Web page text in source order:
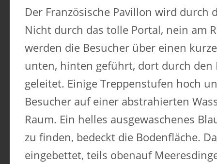
Der Französische Pavillon wird durch
Nicht durch das tolle Portal, nein am
werden die Besucher über einen
unten, hinten geführt, dort durch den
geleitet. Einige Treppenstufen hoch
Besucher auf einer abstrahierten
Raum. Ein helles ausgewaschenes
zu finden, bedeckt die Bodenfläche.
eingebettet, teils obenauf